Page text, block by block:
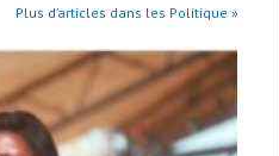
Plus d’articles dans les Politique »